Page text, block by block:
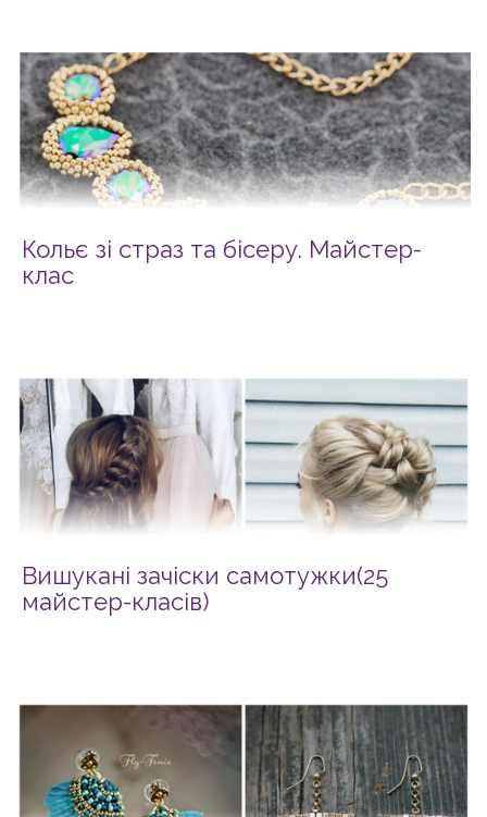
Кольє зі страз та бісеру. Майстер-
клас
Вишукані зачіски самотужки(25
майстер-класів)